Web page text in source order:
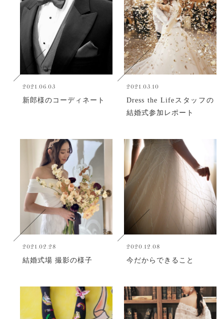
2021.06.03
新郎様のコーディネート
2021.03.10
Dress the Lifeスタッフの
結婚式参加レポート
2021.02.28
結婚式場 撮影の様子
2020.12.08
今だからできること